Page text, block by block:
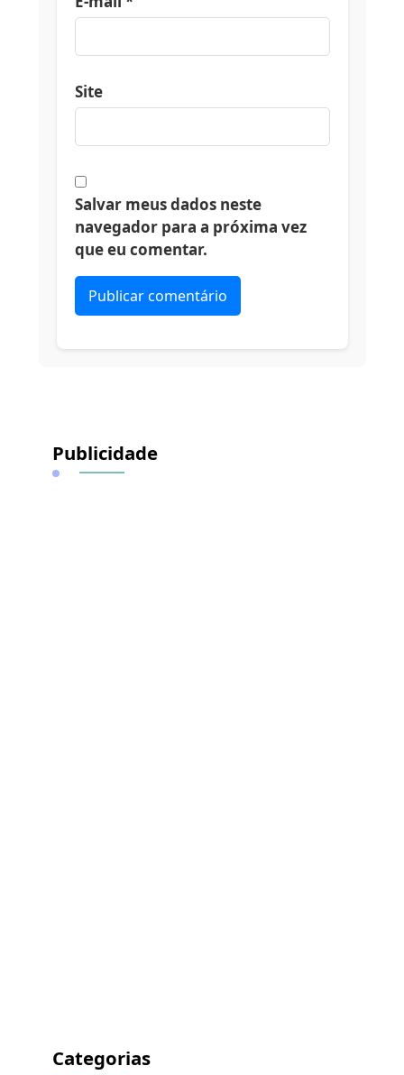
Site
Salvar meus dados neste
navegador para a próxima vez
que eu comentar.
Publicidade
Categorias